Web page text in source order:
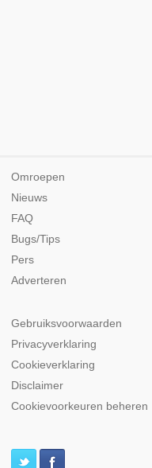
Omroepen
Nieuws
FAQ
Bugs/Tips
Pers
Adverteren
Gebruiksvoorwaarden
Privacyverklaring
Cookieverklaring
Disclaimer
Cookievoorkeuren beheren